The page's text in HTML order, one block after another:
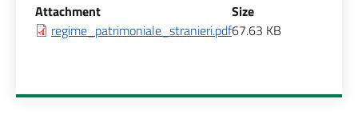
Allegati
Attachment
Size
regime_patrimoniale_stranieri.pdf67.63 KB